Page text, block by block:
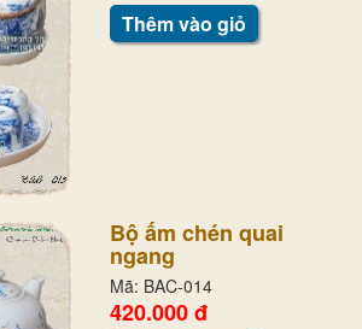
Thêm vào giỏ
Bộ ấm chén quai
ngang
Mã: BAC-014
420.000 đ